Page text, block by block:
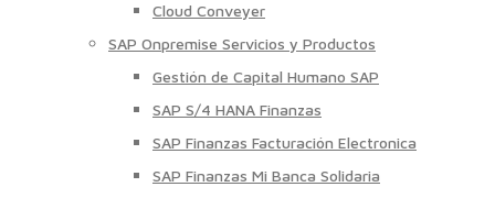
Cloud Conveyer
SAP Onpremise Servicios y Productos
Gestión de Capital Humano SAP
SAP S/4 HANA Finanzas
SAP Finanzas Facturación Electronica
SAP Finanzas Mi Banca Solidaria